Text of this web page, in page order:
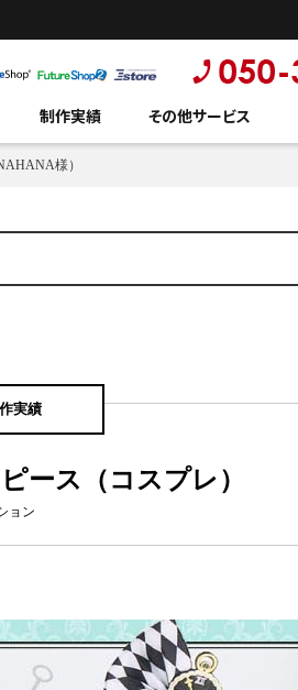
制作実績 その他サービス
様）
実績
ース（コスプレ）
ョン